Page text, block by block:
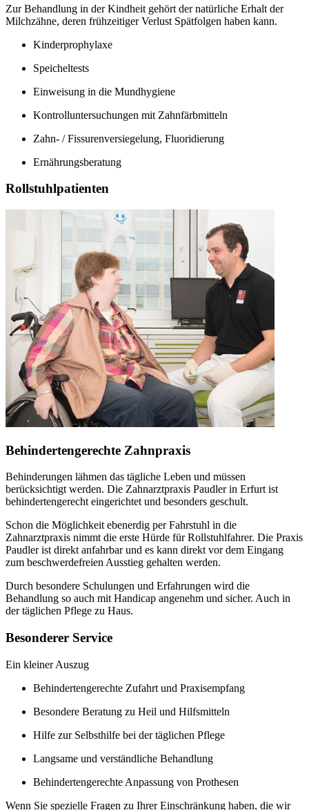
Zur Behandlung in der Kindheit gehört der natürliche Erhalt der
Milchzähne, deren frühzeitiger Verlust Spätfolgen haben kann.
Kinderprophylaxe
Speicheltests
Einweisung in die Mundhygiene
Kontrolluntersuchungen mit Zahnfärbmitteln
Zahn- / Fissurenversiegelung, Fluoridierung
Ernährungsberatung
Rollstuhlpatienten
Behindertengerechte Zahnpraxis
Behinderungen lähmen das tägliche Leben und müssen
berücksichtigt werden. Die Zahnarztpraxis Paudler in Erfurt ist
behindertengerecht eingerichtet und besonders geschult.
Schon die Möglichkeit ebenerdig per Fahrstuhl in die
Zahnarztpraxis nimmt die erste Hürde für Rollstuhlfahrer. Die Praxis
Paudler ist direkt anfahrbar und es kann direkt vor dem Eingang
zum beschwerdefreien Ausstieg gehalten werden.
Durch besondere Schulungen und Erfahrungen wird die
Behandlung so auch mit Handicap angenehm und sicher. Auch in
der täglichen Pflege zu Haus.
Besonderer Service
Ein kleiner Auszug
Behindertengerechte Zufahrt und Praxisempfang
Besondere Beratung zu Heil und Hilfsmitteln
Hilfe zur Selbsthilfe bei der täglichen Pflege
Langsame und verständliche Behandlung
Behindertengerechte Anpassung von Prothesen
Wenn Sie spezielle Fragen zu Ihrer Einschränkung haben, die wir